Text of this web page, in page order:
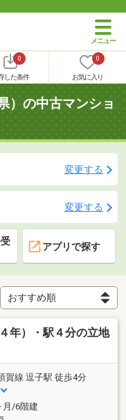
0
した条件
0
お気に入り
）の中古マンショ
変更する
変更する
アプリで探す
年）・駅４分の立地
賀線 逗子駅 徒歩4分
月/6階建